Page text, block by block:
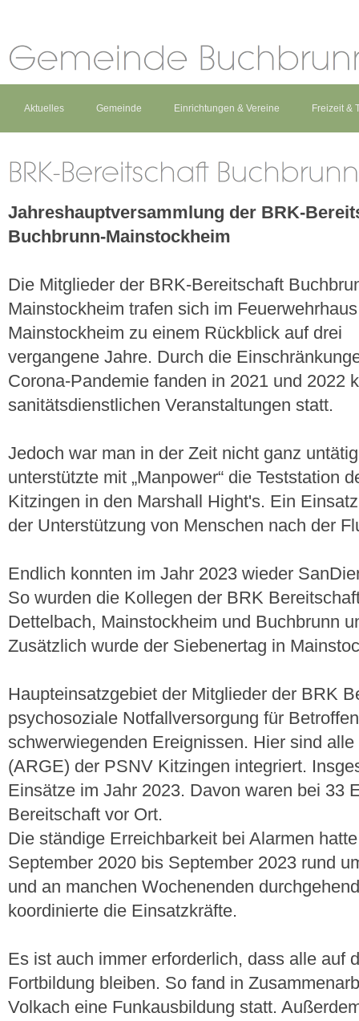
Aktuelles Gemeinde Einrichtungen & Vereine Freizeit &
Jahreshauptversammlung der BRK-
Buchbrunn-Mainstockheim
Die Mitglieder der BRK-Bereitschaft
Mainstockheim trafen sich im Feuerwehrhaus
Mainstockheim zu einem Rückblick auf drei
vergangene Jahre. Durch die
Corona-Pandemie fanden in 2021 und 2022
sanitätsdienstlichen Veranstaltungen statt.
Jedoch war man in der Zeit nicht ganz
unterstützte mit „Manpower“ die Teststation
Kitzingen in den Marshall Hight's. Ein
der Unterstützung von Menschen nach der
Endlich konnten im Jahr 2023 wieder
So wurden die Kollegen der BRK
Dettelbach, Mainstockheim und Buchbrunn
Zusätzlich wurde der Siebenertag in
Haupteinsatzgebiet der Mitglieder der BRK
psychosoziale Notfallversorgung für
schwerwiegenden Ereignissen. Hier sind
(ARGE) der PSNV Kitzingen integriert.
Einsätze im Jahr 2023. Davon waren bei 33
Bereitschaft vor Ort.
Die ständige Erreichbarkeit bei Alarmen
September 2020 bis September 2023 rund
und an manchen Wochenenden
koordinierte die Einsatzkräfte.
Es ist auch immer erforderlich, dass alle auf
Fortbildung bleiben. So fand in
Volkach eine Funkausbildung statt.